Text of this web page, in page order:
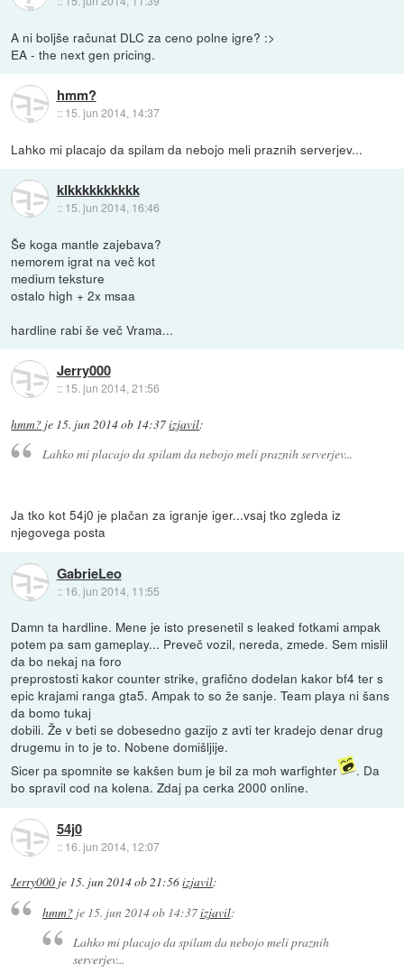
A ni boljše računat DLC za ceno polne igre? :>
EA - the next gen pricing.
hmm?
:: 15. jun 2014, 14:37
Lahko mi placajo da spilam da nebojo meli praznih serverjev...
klkkkkkkkkkk
:: 15. jun 2014, 16:46
Še koga mantle zajebava?
nemorem igrat na več kot
medium teksture
ostalo high + 2x msaa
hardline rabi še več Vrama...
Jerry000
:: 15. jun 2014, 21:56
hmm? je 15. jun 2014 ob 14:37izjavil:
Lahko mi placajo da spilam da nebojo meli praznih serverjev...
Ja tko kot 54j0 je plačan za igranje iger...vsaj tko zgleda iz
njegovega posta
GabrieLeo
:: 16. jun 2014, 11:55
Damn ta hardline. Mene je isto presenetil s leaked fotkami ampak
potem pa sam gameplay... Preveč vozil, nereda, zmede. Sem mislil
da bo nekaj na foro
preprostosti kakor counter strike, grafično dodelan kakor bf4 ter s
epic krajami ranga gta5. Ampak to so že sanje. Team playa ni šans
da bomo tukaj
dobili. Že v beti se dobesedno gazijo z avti ter kradejo denar drug
drugemu in to je to. Nobene domišljije.
Sicer pa spomnite se kakšen bum je bil za moh warfighter
. Da
bo spravil cod na kolena. Zdaj pa cerka 2000 online.
54j0
:: 16. jun 2014, 12:07
Jerry000 je 15. jun 2014 ob 21:56izjavil:
hmm?je 15. jun 2014 ob 14:37izjavil:
Lahko mi placajo da spilam da nebojo meli praznih
serverjev...